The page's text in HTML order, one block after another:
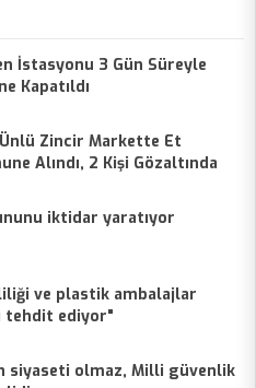
İstasyonu 3 Gün Süreyle
Kapatıldı
Zincir Markette Et
Alındı, 2 Kişi Gözaltında
iktidar yaratıyor
ve plastik ambalajlar
tehdit ediyor"
siyaseti olmaz, Milli güvenlik